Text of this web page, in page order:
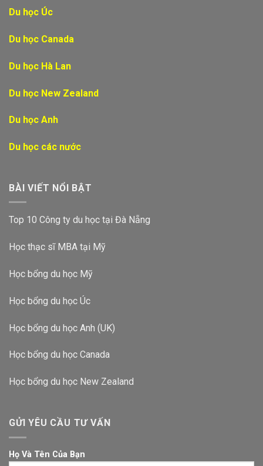
Du học Úc
Du học Canada
Du học Hà Lan
Du học New Zealand
Du học Anh
Du học các nước
BÀI VIẾT NỔI BẬT
Top 10 Công ty du học tại Đà Nẵng
Học thạc sĩ MBA tại Mỹ
Học bổng du học Mỹ
Học bổng du học Úc
Học bổng du học Anh (UK)
Học bổng du học Canada
Học bổng du học New Zealand
GỬI YÊU CẦU TƯ VẤN
Họ Và Tên Của Bạn